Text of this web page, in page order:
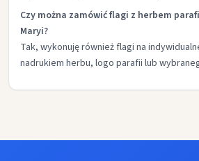
Czy można zamówić flagi z herbem
Maryi?
Tak, wykonuję również flagi na
nadrukiem herbu, logo parafii lub